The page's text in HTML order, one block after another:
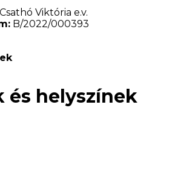
Csathó Viktória e.v.
B/2022/000393
és helyszínek